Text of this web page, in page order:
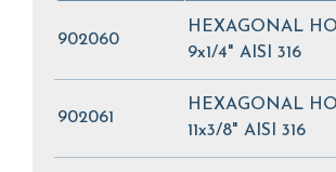
902060
HEXAGONAL
9x1/4" AISI 316
902061
HEXAGONAL
11x3/8" AISI 316